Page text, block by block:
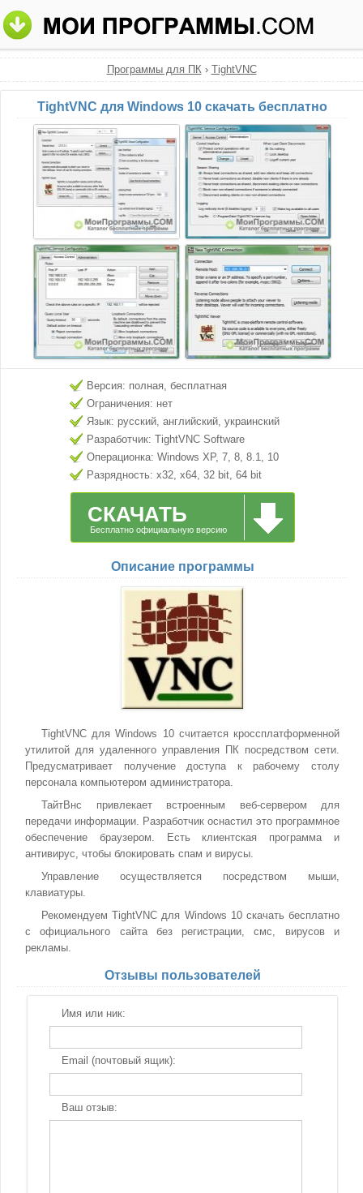
Программы для ПК› TightVNC
TightVNC для Windows 10 скачать бесплатно
Версия: полная, бесплатная
Ограничения: нет
Язык: русский, английский, украинский
Разработчик: TightVNC Software
Операционка: Windows XP, 7, 8, 8.1, 10
Разрядность: x32, x64, 32 bit, 64 bit
СКАЧАТЬ
Бесплатно официальную версию
Описание программы
TightVNC для Windows 10 считается кроссплатформенной
утилитой для удаленного управления ПК посредством сети.
Предусматривает получение доступа к рабочему столу
персонала компьютером администратора.
ТайтВнс привлекает встроенным веб-сервером для
передачи информации. Разработчик оснастил это программное
обеспечение браузером. Есть клиентская программа и
антивирус, чтобы блокировать спам и вирусы.
Управление осуществляется посредством мыши,
клавиатуры.
Рекомендуем TightVNC для Windows 10 скачать бесплатно
с официального сайта без регистрации, смс, вирусов и
рекламы.
Отзывы пользователей
Имя или ник:
Email (почтовый ящик):
Ваш отзыв: